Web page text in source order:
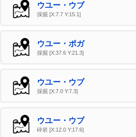
ウユー・ウブ
採掘 [X:7.7 Y:15.1]
ウユー・ポガ
採掘 [X:37.6 Y:21.3]
ウユー・ウブ
採掘 [X:7.0 Y:7.3]
ウユー・ウブ
砕岩 [X:12.0 Y:17.6]